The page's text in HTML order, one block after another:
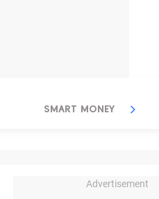
SMART MONEY
Advertisement